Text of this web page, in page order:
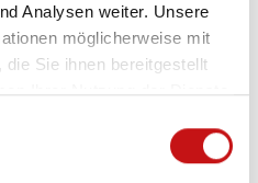
Analysen weiter. Unsere
möglicherweise mit
Sie ihnen bereitgestellt
Ihrer Nutzung der Dienste